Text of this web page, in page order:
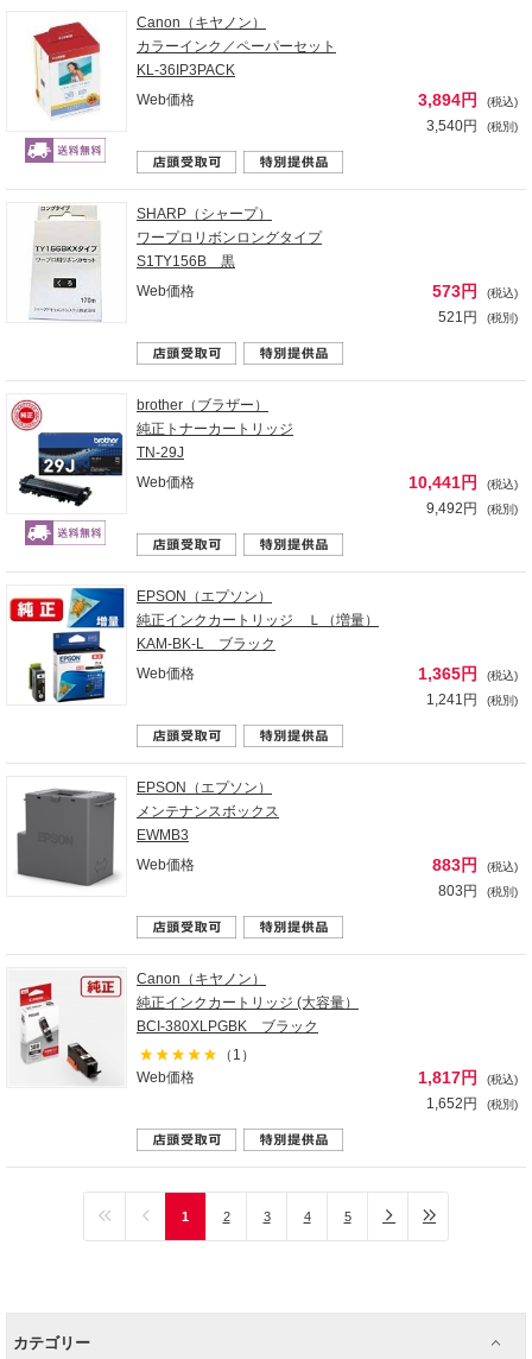
Canon（キヤノン）
カラーインク／ペーパーセット
KL-36IP3PACK
Web価格
3,894円 (税込)
3,540円 (税別)
SHARP（シャープ）
ワープロリボンロングタイプ
S1TY156B 黒
Web価格
573円 (税込)
521円 (税別)
brother（ブラザー）
純正トナーカートリッジ
TN-29J
Web価格
10,441円 (税込)
9,492円 (税別)
EPSON（エプソン）
純正インクカートリッジ Ｌ（増量）
KAM-BK-L ブラック
Web価格
1,365円 (税込)
1,241円 (税別)
EPSON（エプソン）
メンテナンスボックス
EWMB3
Web価格
883円 (税込)
803円 (税別)
Canon（キヤノン）
純正インクカートリッジ (大容量）
BCI-380XLPGBK ブラック
（1）
Web価格
1,817円 (税込)
1,652円 (税別)
1 2 3 4 5
カテゴリー